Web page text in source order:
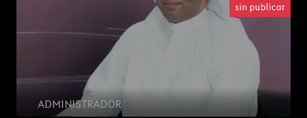
ADMINISTRADOR
sin publicar